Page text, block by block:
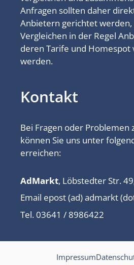
Anfragen sollten daher
Anbietern gerichtet werden,
Vergleichen in der Regel
deren Tarife und
werden.
Kontakt
Bei Fragen oder Problemen
können Sie uns unter
erreichen:
AdMarkt, Löbstedter Str.
Email epost (ad) admarkt
Tel. 03641 / 8986422
Impressum